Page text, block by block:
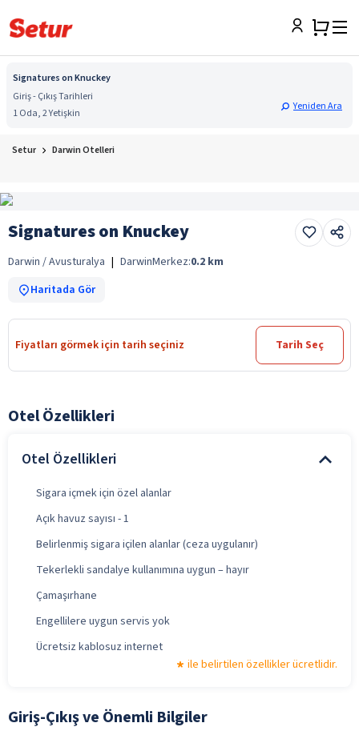
Signatures on Knuckey
Giriş - Çıkış Tarihleri
1 Oda, 2 Yetişkin
Yeniden Ara
Setur Darwin Otelleri
Signatures on Knuckey
Darwin / Avusturalya | DarwinMerkez:0.2 km
Haritada Gör
Fiyatları görmek için tarih seçiniz Tarih Seç
Otel Özellikleri
Otel Özellikleri
Sigara içmek için özel alanlar
Açık havuz sayısı - 1
Belirlenmiş sigara içilen alanlar (ceza uygulanır)
Tekerlekli sandalye kullanımına uygun – hayır
Çamaşırhane
Engellilere uygun servis yok
Ücretsiz kablosuz internet
ile belirtilen özellikler ücretlidir.
Giriş-Çıkış ve Önemli Bilgiler